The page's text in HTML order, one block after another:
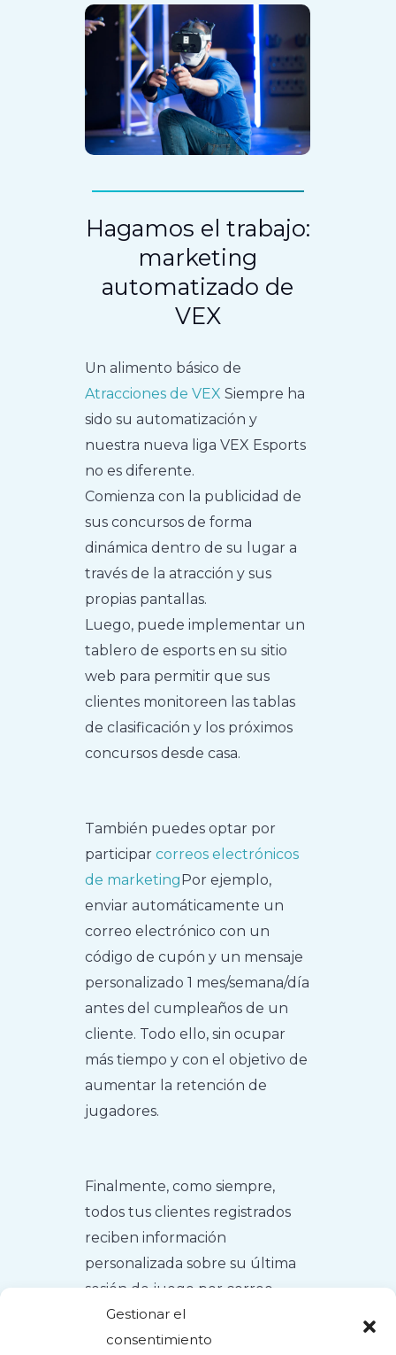
Gestionar el
consentimiento
Hagamos el trabajo:
marketing
automatizado de
VEX
Un alimento básico de
Atracciones de VEX Siempre ha
sido su automatización y
nuestra nueva liga VEX Esports
no es diferente.
Comienza con la publicidad de
sus concursos de forma
dinámica dentro de su lugar a
través de la atracción y sus
propias pantallas.
Luego, puede implementar un
tablero de esports en su sitio
web para permitir que sus
clientes monitoreen las tablas
de clasificación y los próximos
concursos desde casa.
También puedes optar por
participarcorreos electrónicos
de marketing Por ejemplo,
enviar automáticamente un
correo electrónico con un
código de cupón y un mensaje
personalizado 1 mes/semana/día
antes del cumpleaños de un
cliente. Todo ello, sin ocupar
más tiempo y con el objetivo de
aumentar la retención de
jugadores.
Finalmente, como siempre,
todos tus clientes registrados
reciben información
personalizada sobre su última
sesión de juego por correo
electrónico inmediatamente
después de finalizar. Por